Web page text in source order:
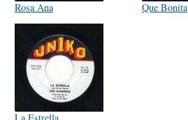
Rosa Ana Que Bonita